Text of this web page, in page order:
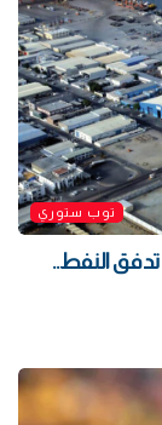
توب ستوري
النفط..